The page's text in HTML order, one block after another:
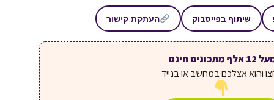
שיתוף בפייסבוק העתקת קישור
אלף מתכונים חינם
והוא אצלכם במחשב או בנייד